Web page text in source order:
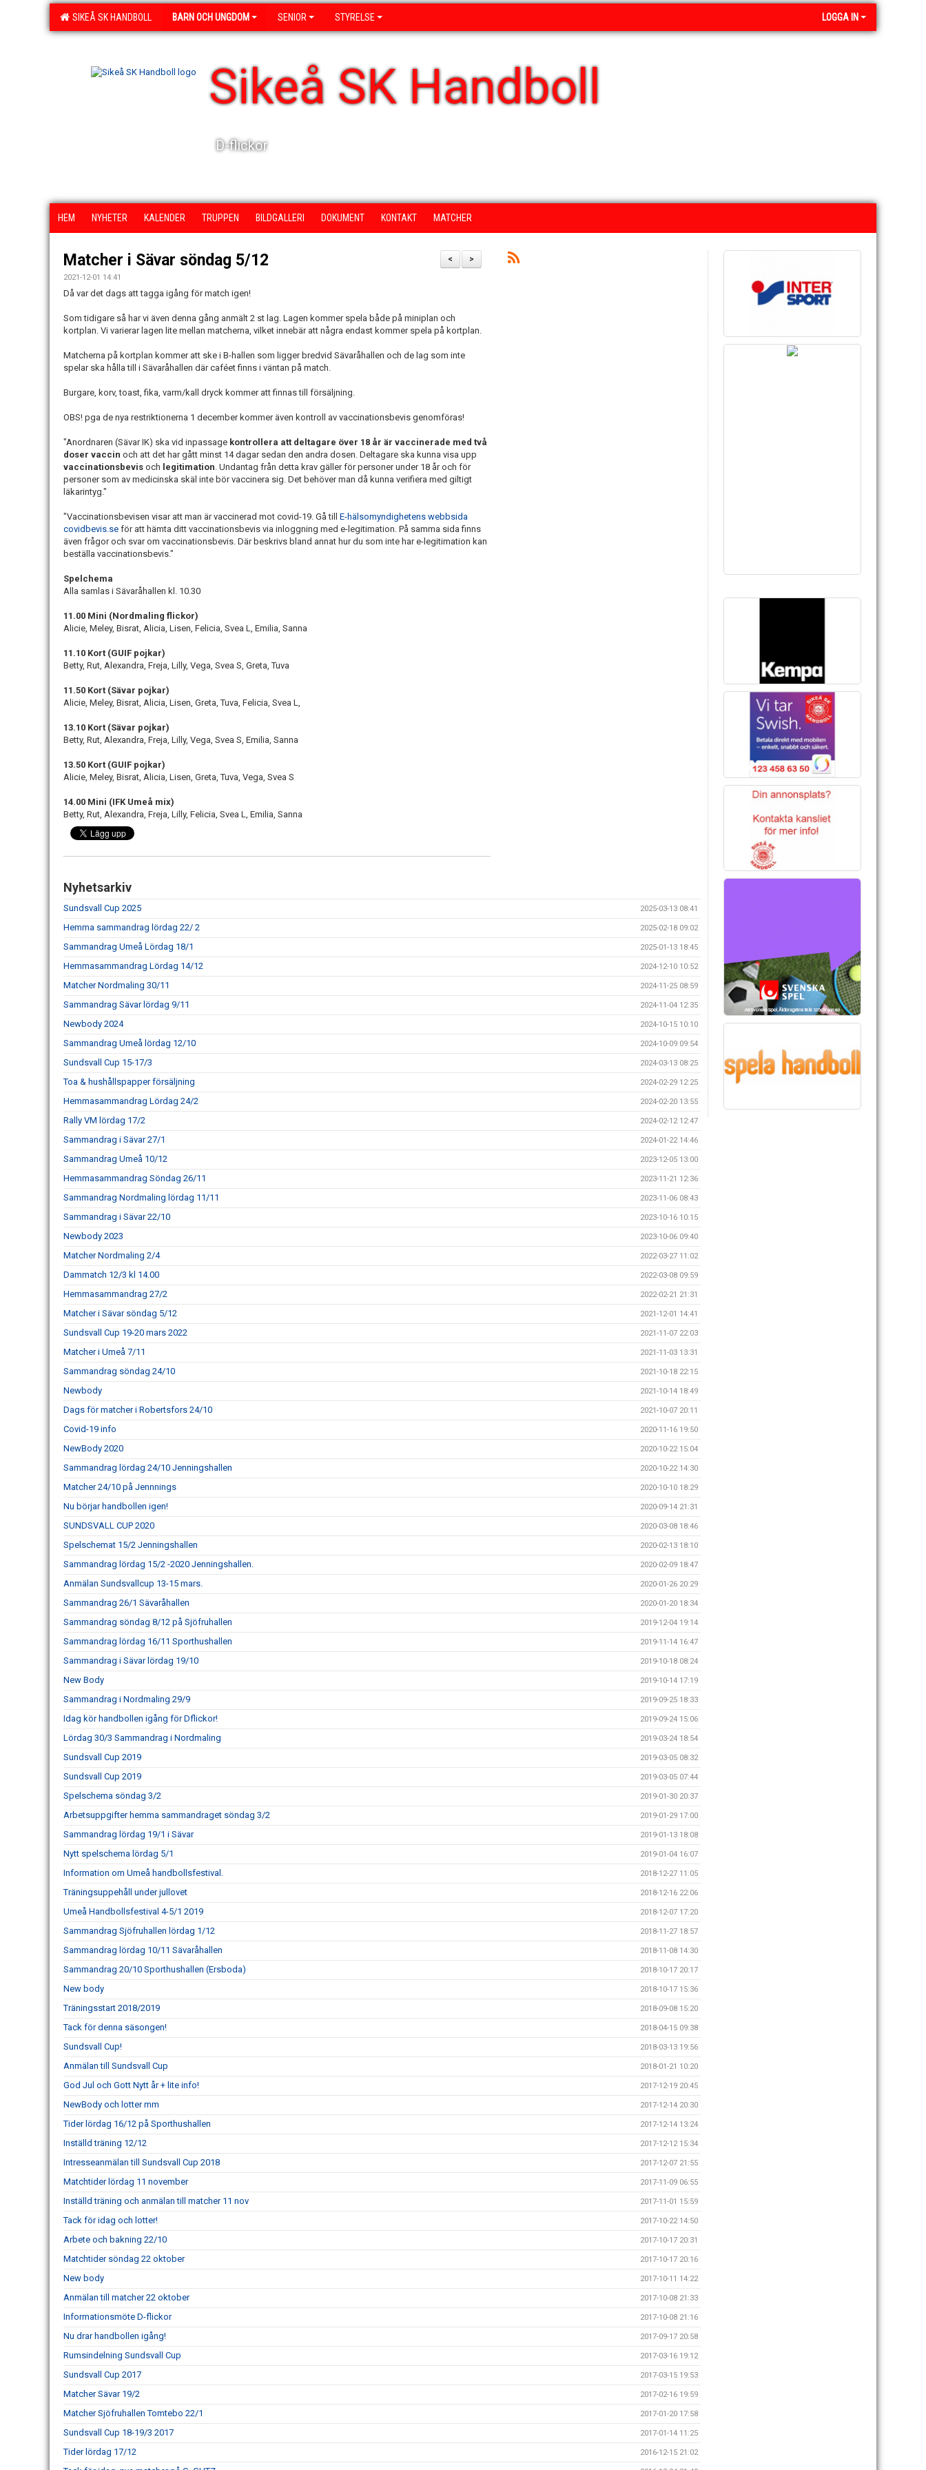
SIKEÅ SK HANDBOLL BARN OCH UNGDOM SENIOR STYRELSE LOGGA IN
Sikeå SK Handboll
D-flickor
HEM NYHETER KALENDER TRUPPEN BILDGALLERI DOKUMENT KONTAKT MATCHER
>
<
Matcher i Sävar söndag 5/12
2021-12-01 14:41
Då var det dags att tagga igång för match igen!
Som tidigare så har vi även denna gång anmält 2 st lag. Lagen kommer spela både på miniplan och
kortplan. Vi varierar lagen lite mellan matcherna, vilket innebär att några endast kommer spela på kortplan.
Matcherna på kortplan kommer att ske i B-hallen som ligger bredvid Sävaråhallen och de lag som inte
spelar ska hålla till i Sävaråhallen där caféet finns i väntan på match.
Burgare, korv, toast, fika, varm/kall dryck kommer att finnas till försäljning.
OBS! pga de nya restriktionerna 1 december kommer även kontroll av vaccinationsbevis genomföras!
"Anordnaren (Sävar IK) ska vid inpassage kontrollera att deltagare över 18 år är vaccinerade med två
doser vaccin och att det har gått minst 14 dagar sedan den andra dosen. Deltagare ska kunna visa upp
vaccinationsbevis och legitimation. Undantag från detta krav gäller för personer under 18 år och för
personer som av medicinska skäl inte bör vaccinera sig. Det behöver man då kunna verifiera med giltigt
läkarintyg."
"Vaccinationsbevisen visar att man är vaccinerad mot covid-19. Gå till E-hälsomyndighetens webbsida
covidbevis.se för att hämta ditt vaccinationsbevis via inloggning med e-legitimation. På samma sida finns
även frågor och svar om vaccinationsbevis. Där beskrivs bland annat hur du som inte har e-legitimation kan
beställa vaccinationsbevis."
Spelchema
Alla samlas i Sävaråhallen kl. 10.30
11.00 Mini (Nordmaling flickor)
Alicie, Meley, Bisrat, Alicia, Lisen, Felicia, Svea L, Emilia, Sanna
11.10 Kort (GUIF pojkar)
Betty, Rut, Alexandra, Freja, Lilly, Vega, Svea S, Greta, Tuva
11.50 Kort (Sävar pojkar)
Alicie, Meley, Bisrat, Alicia, Lisen, Greta, Tuva, Felicia, Svea L,
13.10 Kort (Sävar pojkar)
Betty, Rut, Alexandra, Freja, Lilly, Vega, Svea S, Emilia, Sanna
13.50 Kort (GUIF pojkar)
Alicie, Meley, Bisrat, Alicia, Lisen, Greta, Tuva, Vega, Svea S
14.00 Mini (IFK Umeå mix)
Betty, Rut, Alexandra, Freja, Lilly, Felicia, Svea L, Emilia, Sanna
Nyhetsarkiv
Sundsvall Cup 2025 2025-03-13 08:41
Hemma sammandrag lördag 22/ 2 2025-02-18 09:02
Sammandrag Umeå Lördag 18/1 2025-01-13 18:45
Hemmasammandrag Lördag 14/12 2024-12-10 10:52
Matcher Nordmaling 30/11 2024-11-25 08:59
Sammandrag Sävar lördag 9/11 2024-11-04 12:35
Newbody 2024 2024-10-15 10:10
Sammandrag Umeå lördag 12/10 2024-10-09 09:54
Sundsvall Cup 15-17/3 2024-03-13 08:25
Toa & hushållspapper försäljning 2024-02-29 12:25
Hemmasammandrag Lördag 24/2 2024-02-20 13:55
Rally VM lördag 17/2 2024-02-12 12:47
Sammandrag i Sävar 27/1 2024-01-22 14:46
Sammandrag Umeå 10/12 2023-12-05 13:00
Hemmasammandrag Söndag 26/11 2023-11-21 12:36
Sammandrag Nordmaling lördag 11/11 2023-11-06 08:43
Sammandrag i Sävar 22/10 2023-10-16 10:15
Newbody 2023 2023-10-06 09:40
Matcher Nordmaling 2/4 2022-03-27 11:02
Dammatch 12/3 kl 14.00 2022-03-08 09:59
Hemmasammandrag 27/2 2022-02-21 21:31
Matcher i Sävar söndag 5/12 2021-12-01 14:41
Sundsvall Cup 19-20 mars 2022 2021-11-07 22:03
Matcher i Umeå 7/11 2021-11-03 13:31
Sammandrag söndag 24/10 2021-10-18 22:15
Newbody 2021-10-14 18:49
Dags för matcher i Robertsfors 24/10 2021-10-07 20:11
Covid-19 info 2020-11-16 19:50
NewBody 2020 2020-10-22 15:04
Sammandrag lördag 24/10 Jenningshallen 2020-10-22 14:30
Matcher 24/10 på Jennnings 2020-10-10 18:29
Nu börjar handbollen igen! 2020-09-14 21:31
SUNDSVALL CUP 2020 2020-03-08 18:46
Spelschemat 15/2 Jenningshallen 2020-02-13 18:10
Sammandrag lördag 15/2 -2020 Jenningshallen. 2020-02-09 18:47
Anmälan Sundsvallcup 13-15 mars. 2020-01-26 20:29
Sammandrag 26/1 Sävaråhallen 2020-01-20 18:34
Sammandrag söndag 8/12 på Sjöfruhallen 2019-12-04 19:14
Sammandrag lördag 16/11 Sporthushallen 2019-11-14 16:47
Sammandrag i Sävar lördag 19/10 2019-10-18 08:24
New Body 2019-10-14 17:19
Sammandrag i Nordmaling 29/9 2019-09-25 18:33
Idag kör handbollen igång för Dflickor! 2019-09-24 15:06
Lördag 30/3 Sammandrag i Nordmaling 2019-03-24 18:54
Sundsvall Cup 2019 2019-03-05 08:32
Sundsvall Cup 2019 2019-03-05 07:44
Spelschema söndag 3/2 2019-01-30 20:37
Arbetsuppgifter hemma sammandraget söndag 3/2 2019-01-29 17:00
Sammandrag lördag 19/1 i Sävar 2019-01-13 18:08
Nytt spelschema lördag 5/1 2019-01-04 16:07
Information om Umeå handbollsfestival. 2018-12-27 11:05
Träningsuppehåll under jullovet 2018-12-16 22:06
Umeå Handbollsfestival 4-5/1 2019 2018-12-07 17:20
Sammandrag Sjöfruhallen lördag 1/12 2018-11-27 18:57
Sammandrag lördag 10/11 Sävaråhallen 2018-11-08 14:30
Sammandrag 20/10 Sporthushallen (Ersboda) 2018-10-17 20:17
New body 2018-10-17 15:36
Träningsstart 2018/2019 2018-09-08 15:20
Tack för denna säsongen! 2018-04-15 09:38
Sundsvall Cup! 2018-03-13 19:56
Anmälan till Sundsvall Cup 2018-01-21 10:20
God Jul och Gott Nytt år + lite info! 2017-12-19 20:45
NewBody och lotter mm 2017-12-14 20:30
Tider lördag 16/12 på Sporthushallen 2017-12-14 13:24
Inställd träning 12/12 2017-12-12 15:34
Intresseanmälan till Sundsvall Cup 2018 2017-12-07 21:55
Matchtider lördag 11 november 2017-11-09 06:55
Inställd träning och anmälan till matcher 11 nov 2017-11-01 15:59
Tack för idag och lotter! 2017-10-22 14:50
Arbete och bakning 22/10 2017-10-17 20:31
Matchtider söndag 22 oktober 2017-10-17 20:16
New body 2017-10-11 14:22
Anmälan till matcher 22 oktober 2017-10-08 21:33
Informationsmöte D-flickor 2017-10-08 21:16
Nu drar handbollen igång! 2017-09-17 20:58
Rumsindelning Sundsvall Cup 2017-03-16 19:12
Sundsvall Cup 2017 2017-03-15 19:53
Matcher Sävar 19/2 2017-02-16 19:59
Matcher Sjöfruhallen Tomtebo 22/1 2017-01-20 17:58
Sundsvall Cup 18-19/3 2017 2017-01-14 11:25
Tider lördag 17/12 2016-12-15 21:02